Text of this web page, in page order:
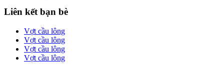
Liên kết bạn bè
Vợt cầu lông
Vợt cầu lông
Vợt cầu lông
Vợt cầu lông